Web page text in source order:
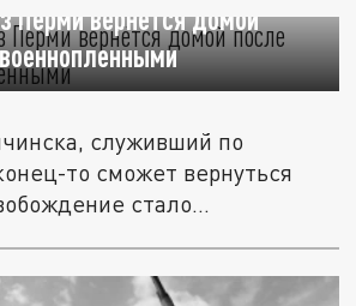
Перми вернётся домой
служивший по
то сможет вернуться
стало...